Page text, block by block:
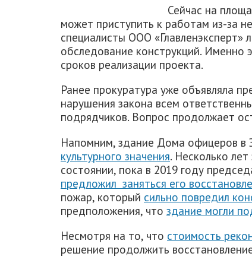
Сейчас на
может приступить к работам из-за
специалисты ООО «Главленэксперт»
обследование конструкций. Именно
сроков реализации проекта.
Ранее прокуратура уже объявляла
нарушения закона всем
подрядчиков. Вопрос продолжает
Напомним, здание Дома офицеров в
культурного значения. Несколько
состоянии, пока в 2019 году
предложил заняться его
пожар, который сильно повредил
предположения, что здание могли
Несмотря на то, что стоимость
решение продолжить